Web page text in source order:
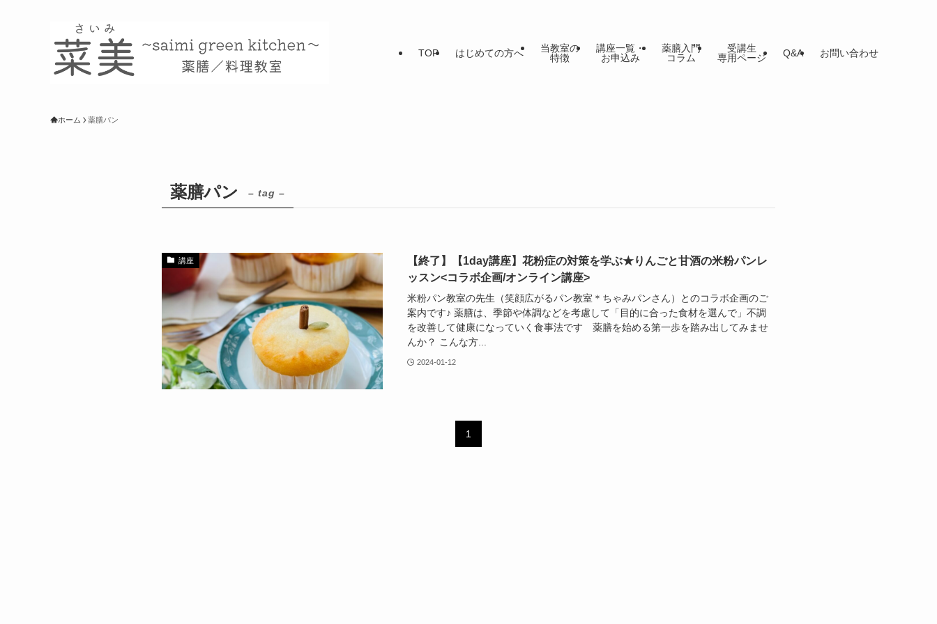
TOP はじめての方へ
当教室の
特徴
講座一覧・
お申込み
薬膳入門
コラム
受講生
専用ページ
Q&A お問い合わせ
ホーム 薬膳パン
薬膳パン – tag –
講座
【終了】【1day講座】花粉症の対策を学ぶ★りんごと甘酒の米粉パンレ
ッスン<コラボ企画/オンライン講座>
米粉パン教室の先生（笑顔広がるパン教室＊ちゃみパンさん）とのコラボ企画のご
案内です♪ 薬膳は、季節や体調などを考慮して「目的に合った食材を選んで」不調
を改善して健康になっていく食事法です 薬膳を始める第一歩を踏み出してみませ
んか？ こんな方...
2024-01-12
1